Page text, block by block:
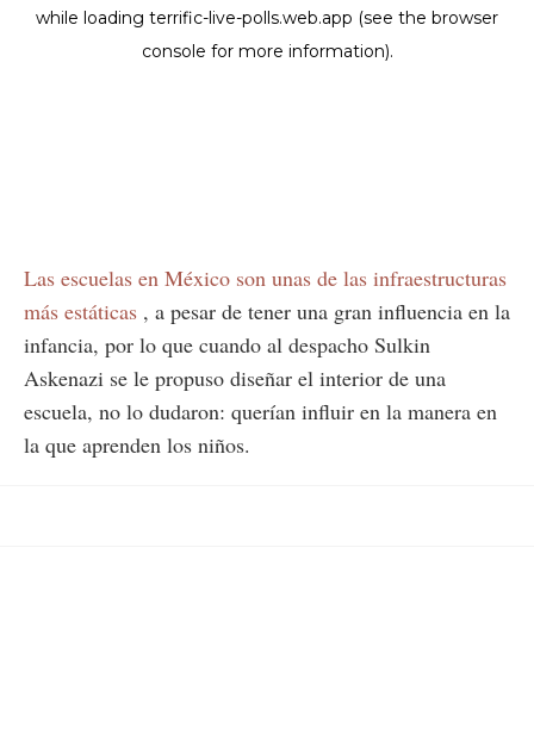
Las escuelas en México son unas de las infraestructuras
más estáticas , a pesar de tener una gran influencia en la
infancia, por lo que cuando al despacho Sulkin
Askenazi se le propuso diseñar el interior de una
escuela, no lo dudaron: querían influir en la manera en
la que aprenden los niños.